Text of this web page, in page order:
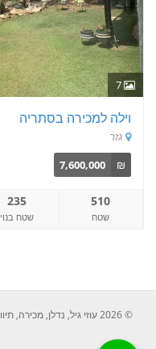
7
וילה למכירה בסתריה
גזר
₪
7,600,000
510
שטח
235
שטח בנוי